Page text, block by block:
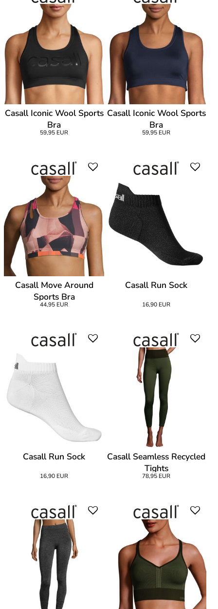
Casall Iconic Wool Sports
Bra
59,95 EUR
Casall Iconic Wool Sports
Bra
59,95 EUR
Casall Move Around
Sports Bra
44,95 EUR
Casall Run Sock
16,90 EUR
Casall Run Sock
16,90 EUR
Casall Seamless Recycled
Tights
78,95 EUR